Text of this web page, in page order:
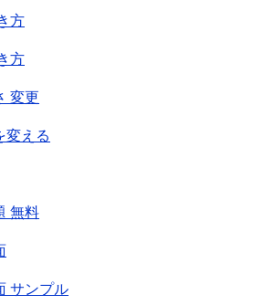
方
方
変更
変える
無料
サンプル